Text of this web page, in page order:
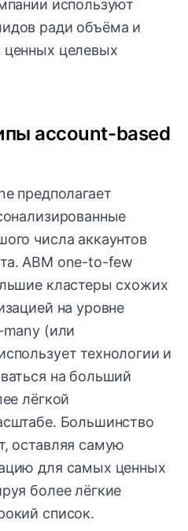
используют
ради объёма и
целевых
account-based
предполагает
числа аккаунтов
ABM one-to-few
кластеры схожих
на уровне
many (или
технологии и
на больший
лёгкой
Большинство
оставляя самую
для самых ценных
более лёгкие
список.